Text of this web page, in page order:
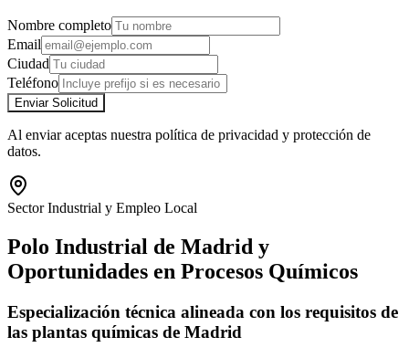
Nombre completo
Email
Ciudad
Teléfono
Enviar Solicitud
Al enviar aceptas nuestra política de privacidad y protección de
datos.
Sector Industrial y Empleo Local
Polo Industrial de Madrid y
Oportunidades en Procesos Químicos
Especialización técnica alineada con los requisitos de
las plantas químicas de Madrid